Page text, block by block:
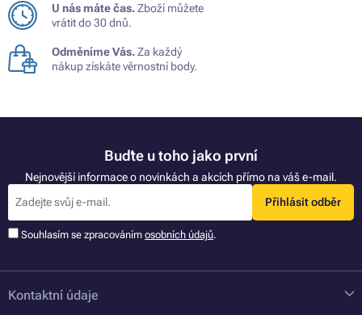
U nás máte čas.Zboží můžete
vrátit do 30 dnů.
Odměníme Vás.Za každý
nákup získáte věrnostní body.
Buďte u toho jako první
Nejnovější informace o novinkách a akcích přímo na váš e-mail.
Přihlásit odběr
Souhlasím se zpracováním osobních údajů.
Kontaktní údaje